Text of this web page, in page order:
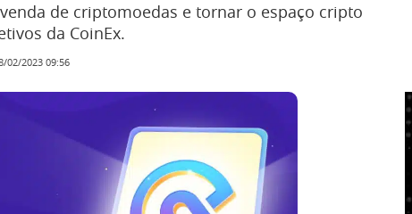
de criptomoedas e tornar o espaço cripto
da CoinEx.
02/2023 09:56